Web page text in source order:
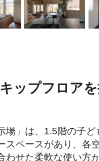
ップフロア
場」は、1.5階の子ど
スペースがあり、各
せた柔軟な使い方